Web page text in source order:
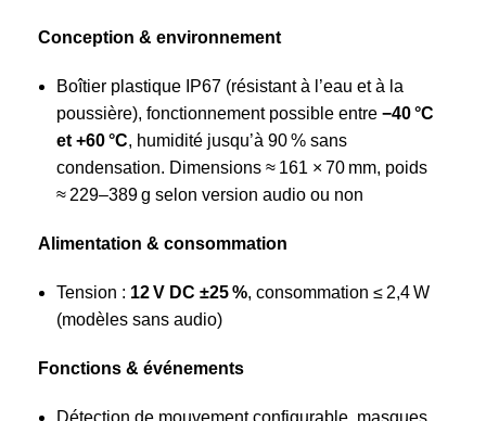
Conception & environnement
Boîtier plastique IP67 (résistant à l’eau et à la
poussière), fonctionnement possible entre −40 °C
et +60 °C, humidité jusqu’à 90 % sans
condensation. Dimensions ≈ 161 × 70 mm, poids
≈ 229–389 g selon version audio ou non
Alimentation & consommation
Tension : 12 V DC ±25 %, consommation ≤ 2,4 W
(modèles sans audio)
Fonctions & événements